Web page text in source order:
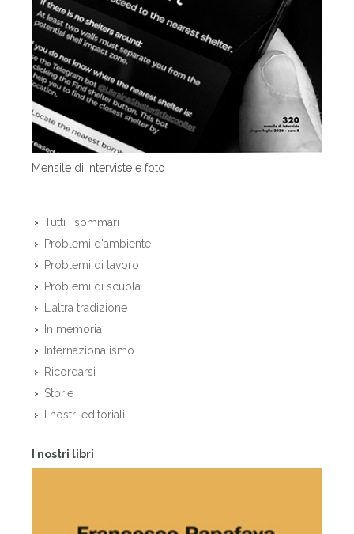
Mensile di interviste e foto
Tutti i sommari
Problemi d'ambiente
Problemi di lavoro
Problemi di scuola
L'altra tradizione
In memoria
Internazionalismo
Ricordarsi
Storie
I nostri editoriali
I nostri libri